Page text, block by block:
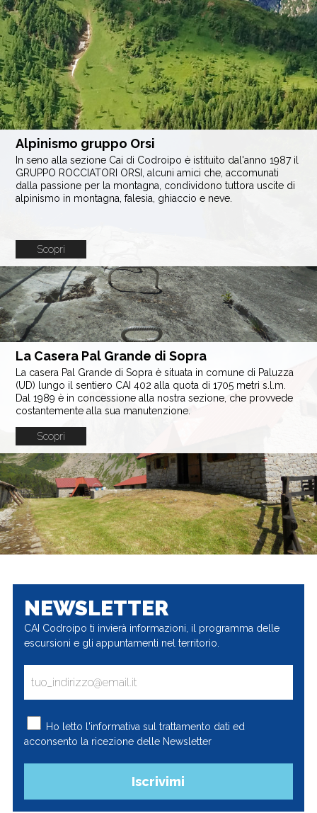
Alpinismo gruppo Orsi
In seno alla sezione Cai di Codroipo è istituito dal'anno 1987 il
GRUPPO ROCCIATORI ORSI, alcuni amici che, accomunati
dalla passione per la montagna, condividono tuttora uscite di
alpinismo in montagna, falesia, ghiaccio e neve.
Scopri
La Casera Pal Grande di Sopra
La casera Pal Grande di Sopra è situata in comune di Paluzza
(UD) lungo il sentiero CAI 402 alla quota di 1705 metri s.l.m.
Dal 1989 è in concessione alla nostra sezione, che provvede
costantemente alla sua manutenzione.
Scopri
NEWSLETTER
CAI Codroipo ti invierà informazioni, il programma delle
escursioni e gli appuntamenti nel territorio.
Ho letto l'informativa sul trattamento dati ed
acconsento la ricezione delle Newsletter